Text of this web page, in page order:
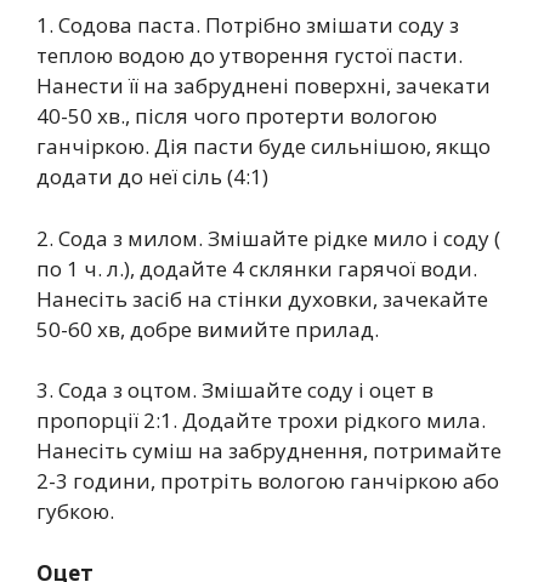
1. Содова паста. Потрібно змішати соду з
теплою водою до утворення густої пасти.
Нанести її на забруднені поверхні, зачекати
40-50 хв., після чого протерти вологою
ганчіркою. Дія пасти буде сильнішою, якщо
додати до неї сіль (4:1)
2. Сода з милом. Змішайте рідке мило і соду (
по 1 ч. л.), додайте 4 склянки гарячої води.
Нанесіть засіб на стінки духовки, зачекайте
50-60 хв, добре вимийте прилад.
3. Сода з оцтом. Змішайте соду і оцет в
пропорції 2:1. Додайте трохи рідкого мила.
Нанесіть суміш на забруднення, потримайте
2-3 години, протріть вологою ганчіркою або
губкою.
Оцет